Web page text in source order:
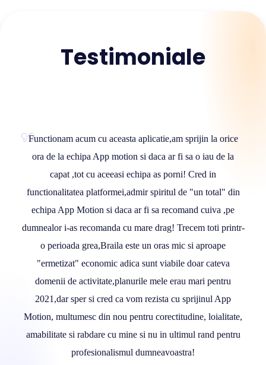
Testimoniale
Functionam acum cu aceasta aplicatie,am sprijin la orice
ora de la echipa App motion si daca ar fi sa o iau de la
capat ,tot cu aceeasi echipa as porni! Cred in
functionalitatea platformei,admir spiritul de "un total" din
echipa App Motion si daca ar fi sa recomand cuiva ,pe
dumnealor i-as recomanda cu mare drag! Trecem toti printr-
o perioada grea,Braila este un oras mic si aproape
"ermetizat" economic adica sunt viabile doar cateva
domenii de activitate,planurile mele erau mari pentru
2021,dar sper si cred ca vom rezista cu sprijinul App
Motion, multumesc din nou pentru corectitudine, loialitate,
amabilitate si rabdare cu mine si nu in ultimul rand pentru
profesionalismul dumneavoastra!